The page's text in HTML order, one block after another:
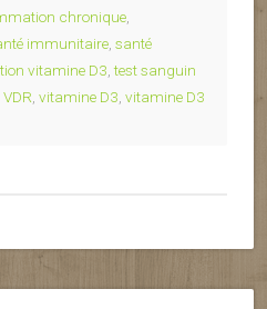
chronique
immunitaire santé
vitamine D3 ,test sanguin
VDR vitamine D3 vitamine D3